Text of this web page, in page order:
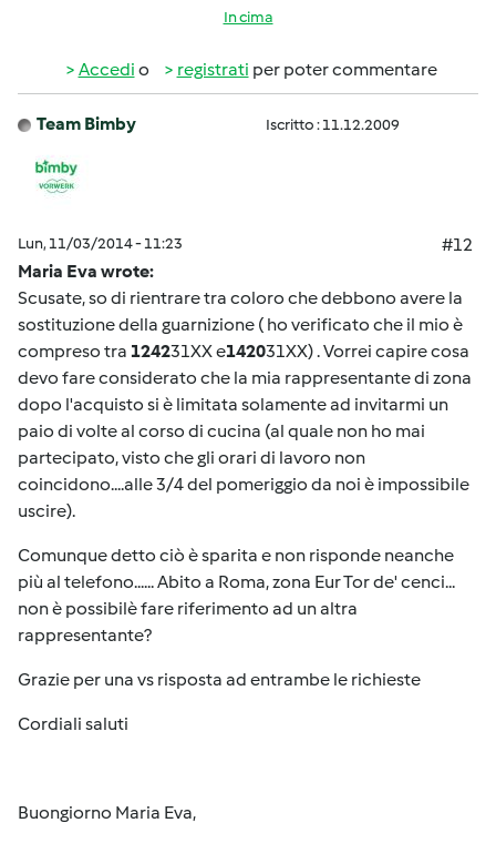
In cima
Accedi o registrati per poter commentare
Team Bimby Iscritto : 11.12.2009
Lun, 11/03/2014 - 11:23
#12
Maria Eva wrote:
Scusate, so di rientrare tra coloro che debbono avere la
sostituzione della guarnizione ( ho verificato che il mio è
compreso tra 124231XX e142031XX) . Vorrei capire cosa
devo fare considerato che la mia rappresentante di zona
dopo l'acquisto si è limitata solamente ad invitarmi un
paio di volte al corso di cucina (al quale non ho mai
partecipato, visto che gli orari di lavoro non
coincidono....alle 3/4 del pomeriggio da noi è impossibile
uscire).
Comunque detto ciò è sparita e non risponde neanche
più al telefono...... Abito a Roma, zona Eur Tor de' cenci...
non è possibilè fare riferimento ad un altra
rappresentante?
Grazie per una vs risposta ad entrambe le richieste
Cordiali saluti
Buongiorno Maria Eva,